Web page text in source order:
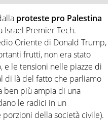
proteste pro Palestina
Premier Tech.
Oriente di Donald Trump,
frutti, non era stato
e le tensioni nelle piazze di
di là del fatto che parliamo
ben più ampia di una
le radici in un
della società civile).